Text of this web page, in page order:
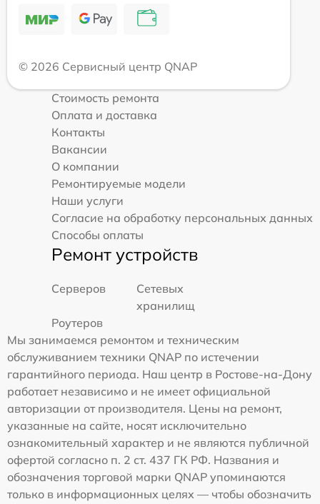
© 2026 Сервисный центр QNAP
Стоимость ремонта
Оплата и доставка
Контакты
Вакансии
О компании
Ремонтируемые модели
Наши услуги
Согласие на обработку персональных данных
Способы оплаты
Ремонт устройств
Серверов
Сетевых
хранилищ
Роутеров
Мы занимаемся ремонтом и техническим
обслуживанием техники QNAP по истечении
гарантийного периода. Наш центр в Ростове-на-Дону
работает независимо и не имеет официальной
авторизации от производителя. Цены на ремонт,
указанные на сайте, носят исключительно
ознакомительный характер и не являются публичной
офертой согласно п. 2 ст. 437 ГК РФ. Названия и
обозначения торговой марки QNAP упоминаются
только в информационных целях — чтобы обозначить